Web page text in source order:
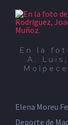
En la
A.
Elena Moreu
Deporte de